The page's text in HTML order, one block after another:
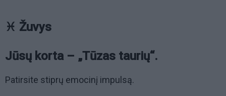
♓ Žuvys
Jūsų korta – „Tūzas taurių“.
Patirsite stiprų emocinį impulsą.